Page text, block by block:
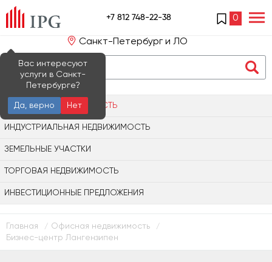
+7 812 748-22-38 0
Санкт-Петербург и ЛО
Вас интересуют
услуги в Санкт-
Петербурге?
Да, верно Нет
ОФИСНАЯ НЕДВИЖИМОСТЬ
ИНДУСТРИАЛЬНАЯ НЕДВИЖИМОСТЬ
ЗЕМЕЛЬНЫЕ УЧАСТКИ
ТОРГОВАЯ НЕДВИЖИМОСТЬ
ИНВЕСТИЦИОННЫЕ ПРЕДЛОЖЕНИЯ
Главная / Офисная недвижимость /
Бизнес-центр Лангензипен